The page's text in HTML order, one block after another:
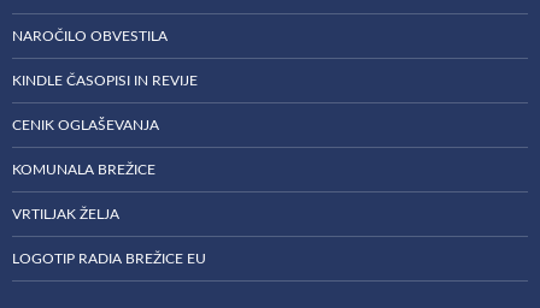
NAROČILO OBVESTILA
KINDLE ČASOPISI IN REVIJE
CENIK OGLAŠEVANJA
KOMUNALA BREŽICE
VRTILJAK ŽELJA
LOGOTIP RADIA BREŽICE EU